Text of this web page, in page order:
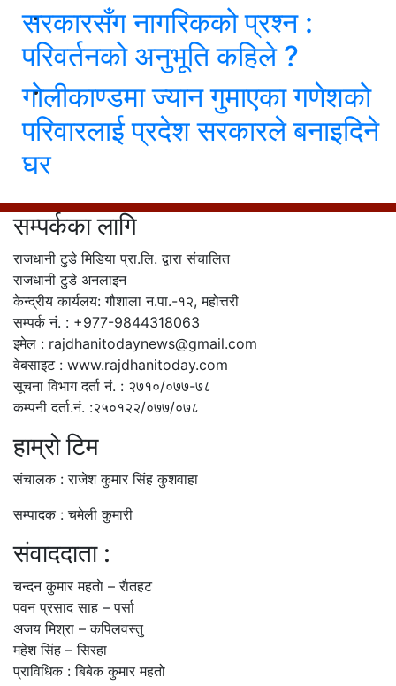
सरकारसँग नागरिकको प्रश्न :
परिवर्तनको अनुभूति कहिले ?
गोलीकाण्डमा ज्यान गुमाएका गणेशको
परिवारलाई प्रदेश सरकारले बनाइदिने
घर
सम्पर्कका लागि
राजधानी टुडे मिडिया प्रा.लि. द्वारा संचालित
राजधानी टुडे अनलाइन
केन्द्रीय कार्यलय: गौशाला न.पा.-१२, महोत्तरी
सम्पर्क नं. : +977-9844318063
इमेल : rajdhanitodaynews@gmail.com
वेबसाइट : www.rajdhanitoday.com
सूचना विभाग दर्ता नं. : २७१०/०७७-७८
कम्पनी दर्ता.नं. :२५०१२२/०७७/०७८
हाम्रो टिम
संचालक : राजेश कुमार सिंह कुशवाहा
सम्पादक : चमेली कुमारी
संवाददाता :
चन्दन कुमार महताे – राैतहट
पवन प्रसाद साह – पर्सा
अजय मिश्रा – कपिलवस्तु
महेश सिंह – सिरहा
प्राविधिक : बिबेक कुमार महतो